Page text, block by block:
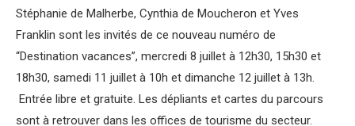
Stéphanie de Malherbe, Cynthia de Moucheron et Yves
Franklin sont les invités de ce nouveau numéro de
“Destination vacances”, mercredi 8 juillet à 12h30, 15h30 et
18h30, samedi 11 juillet à 10h et dimanche 12 juillet à 13h.
Entrée libre et gratuite. Les dépliants et cartes du parcours
sont à retrouver dans les offices de tourisme du secteur.